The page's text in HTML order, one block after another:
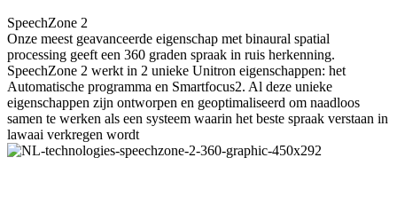
SpeechZone 2
Onze meest geavanceerde eigenschap met binaural spatial
processing geeft een 360 graden spraak in ruis herkenning.
SpeechZone 2 werkt in 2 unieke Unitron eigenschappen: het
Automatische programma en Smartfocus2. Al deze unieke
eigenschappen zijn ontworpen en geoptimaliseerd om naadloos
samen te werken als een systeem waarin het beste spraak verstaan in
lawaai verkregen wordt